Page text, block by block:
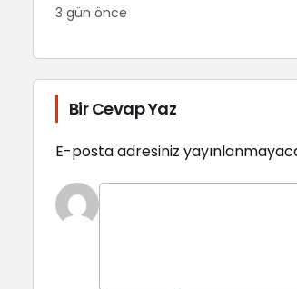
3 gün önce
Bir Cevap Yaz
E-posta adresiniz